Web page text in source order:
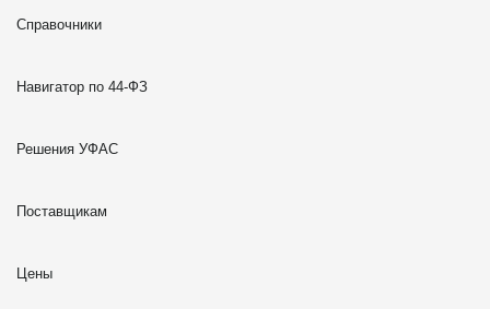
Справочники
Навигатор по 44-ФЗ
Решения УФАС
Поставщикам
Цены